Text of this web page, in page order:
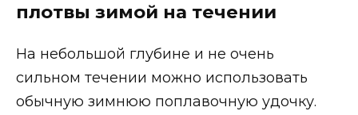
плотвы зимой на течении
На небольшой глубине и не очень
сильном течении можно использовать
обычную зимнюю поплавочную удочку.